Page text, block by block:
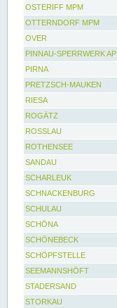
OSTERIFF MPM
OTTERNDORF MPM
OVER
PINNAU-SPERRWERK AP
PIRNA
PRETZSCH-MAUKEN
RIESA
ROGÄTZ
ROSSLAU
ROTHENSEE
SANDAU
SCHARLEUK
SCHNACKENBURG
SCHULAU
SCHÖNA
SCHÖNEBECK
SCHÖPFSTELLE
SEEMANNSHÖFT
STADERSAND
STORKAU